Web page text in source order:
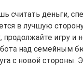
считать деньги,
в лучшую
продолжайте игру и
над семейным
с новой